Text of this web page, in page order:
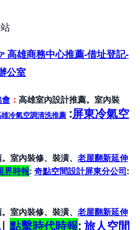
高雄商務中心推薦-借址登記-
公室
： 高雄室內設計推薦。室內裝
冷氣空調清洗推薦 :屏東冷氣空
室內裝修、裝潢、 老屋翻新延伸
界時報: 奇點空間設計屏東分公司:
室內裝修、裝潢、 老屋翻新延伸
| 點擊時代時報: 旅人空間